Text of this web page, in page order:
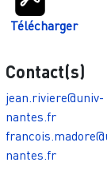
Télécharger
Contact(s)
jean.riviere@univ-
nantes.fr
nantes.fr